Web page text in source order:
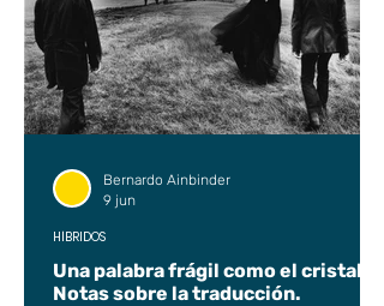
Una palabra frágil como el cristal.
Notas sobre la traducción.
HÍBRIDOS
Bernardo Ainbinder
9 jun